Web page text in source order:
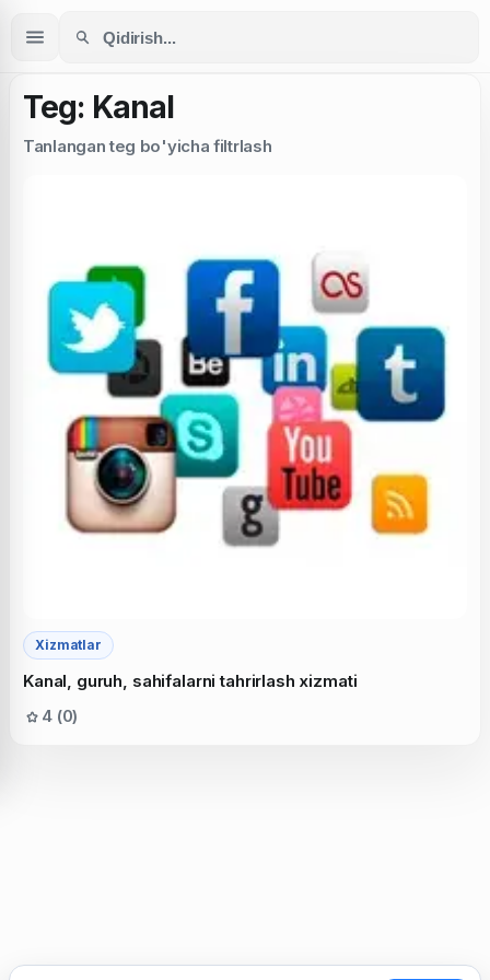
Teg: Kanal
Tanlangan teg bo'yicha filtrlash
Xizmatlar
Kanal, guruh, sahifalarni tahrirlash xizmati
4 (0)